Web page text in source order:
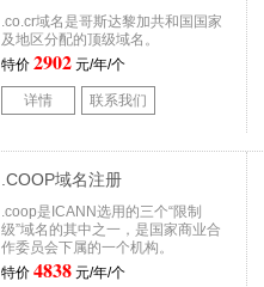
.co.cr域名是哥斯达黎加共和国国家
及地区分配的顶级域名。
特价 2902 元/年/个
详情 联系我们
.COOP域名注册
.coop是ICANN选用的三个“限制
级”域名的其中之一，是国家商业合
作委员会下属的一个机构。
特价 4838 元/年/个